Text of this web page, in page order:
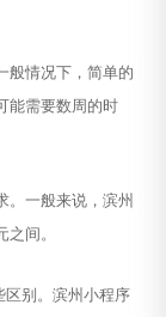
般情况下，简单的
能需要数周的时
。一般来说，滨州
间。
区别。滨州小程序